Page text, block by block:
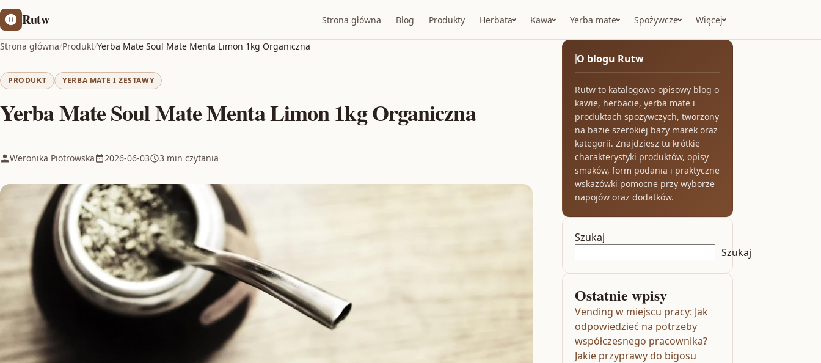
Rutw Strona główna Blog Produkty Herbata Kawa Yerba mate Spożywcze Więcej
Strona główna/Produkt/Yerba Mate Soul Mate Menta Limon 1kg Organiczna
PRODUKT YERBA MATE I ZESTAWY
Yerba Mate Soul Mate Menta Limon 1kg Organiczna
Weronika Piotrowska 2026-06-03 3 min czytania
O blogu Rutw
Rutw to katalogowo-opisowy blog o
kawie, herbacie, yerba mate i
produktach spożywczych, tworzony
na bazie szerokiej bazy marek oraz
kategorii. Znajdziesz tu krótkie
charakterystyki produktów, opisy
smaków, form podania i praktyczne
wskazówki pomocne przy wyborze
napojów oraz dodatków.
Szukaj
Szukaj
Ostatnie wpisy
Vending w miejscu pracy: Jak
odpowiedzieć na potrzeby
współczesnego pracownika?
Jakie przyprawy do bigosu